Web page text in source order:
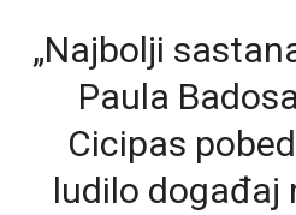
„Najbolji
Paula
Cicipas
ludilo događaj